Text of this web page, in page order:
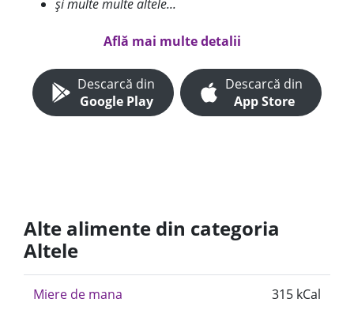
și multe multe altele...
Află mai multe detalii
Descarcă din
Google Play
Descarcă din
App Store
Alte alimente din categoria
Altele
Miere de mana 315 kCal